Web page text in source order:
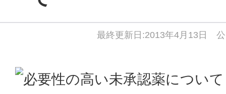
最終更新日:2013年4月13日